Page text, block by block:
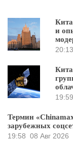
и
20:13
19:59
Термин
зарубежных
19:58 08 Авг 2026